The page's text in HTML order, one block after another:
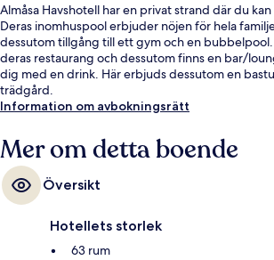
Almåsa Havshotell har en privat strand där du
Deras inomhuspool erbjuder nöjen för hela
dessutom tillgång till ett gym och en
deras restaurang och dessutom finns en bar/
dig med en drink. Här erbjuds dessutom en
trädgård.
Information om avbokningsrätt
Mer om detta boende
Översikt
Hotellets storlek
63 rum